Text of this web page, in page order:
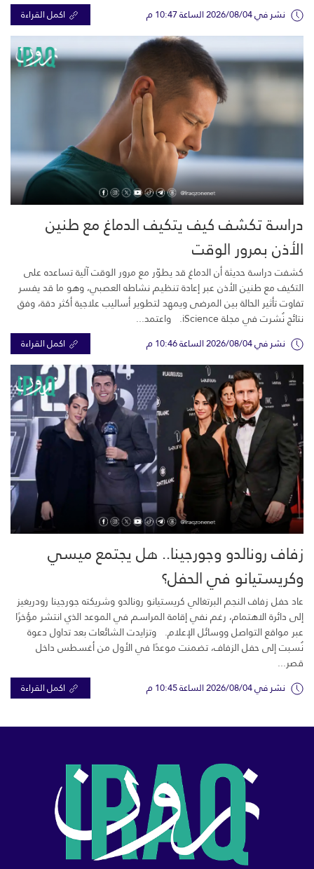
نشر في 2026/08/04 الساعة 10:47 م اكمل القراءة
دراسة تكشف كيف يتكيف الدماغ مع طنين
الأذن بمرور الوقت
كشفت دراسة حديثة أن الدماغ قد يطوّر مع مرور الوقت آلية تساعده على
التكيف مع طنين الأذن عبر إعادة تنظيم نشاطه العصبي، وهو ما قد يفسر
تفاوت تأثير الحالة بين المرضى ويمهد لتطوير أساليب علاجية أكثر دقة، وفق
نتائج نُشرت في مجلة iScience. واعتمد...
نشر في 2026/08/04 الساعة 10:46 م اكمل القراءة
زفاف رونالدو وجورجينا.. هل يجتمع ميسي
وكريستيانو في الحفل؟
عاد حفل زفاف النجم البرتغالي كريستيانو رونالدو وشريكته جورجينا رودريغيز
إلى دائرة الاهتمام، رغم نفي إقامة المراسم في الموعد الذي انتشر مؤخرًا
عبر مواقع التواصل ووسائل الإعلام. وتزايدت الشائعات بعد تداول دعوة
نُسبت إلى حفل الزفاف، تضمنت موعدًا في الأول من أغسطس داخل
قصر...
نشر في 2026/08/04 الساعة 10:45 م اكمل القراءة